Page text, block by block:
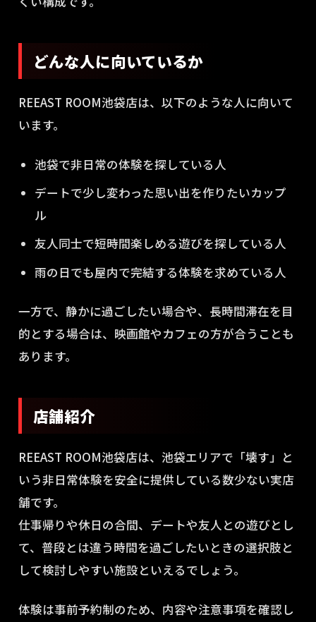
どんな人に向いているか
REEAST ROOM池袋店は、以下のような人に向いて
います。
池袋で非日常の体験を探している人
デートで少し変わった思い出を作りたいカップ
ル
友人同士で短時間楽しめる遊びを探している人
雨の日でも屋内で完結する体験を求めている人
一方で、静かに過ごしたい場合や、長時間滞在を目
的とする場合は、映画館やカフェの方が合うことも
あります。
店舗紹介
REEAST ROOM池袋店は、池袋エリアで「壊す」と
いう非日常体験を安全に提供している数少ない実店
舗です。
仕事帰りや休日の合間、デートや友人との遊びとし
て、普段とは違う時間を過ごしたいときの選択肢と
して検討しやすい施設といえるでしょう。
体験は事前予約制のため、内容や注意事項を確認し